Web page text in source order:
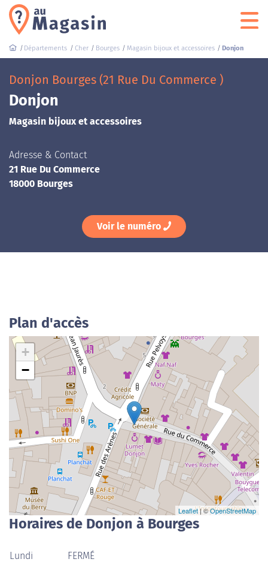
Départements Cher Bourges Magasin bijoux et accessoires Donjon
Donjon Bourges (21 Rue Du Commerce )
Donjon
Magasin bijoux et accessoires
Adresse & Contact
21 Rue Du Commerce
18000 Bourges
Voir le numéro
Plan d'accès
+
−
Leaflet| ©OpenStreetMap
Horaires de Donjon à Bourges
Lundi
FERMÉ